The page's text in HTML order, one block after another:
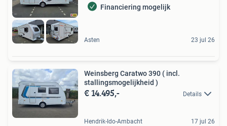
Financiering mogelijk
Asten 23 jul 26
Weinsberg Caratwo 390 ( incl.
stallingsmogelijkheid )
€ 14.495,- Details
Hendrik-Ido-Ambacht 17 jul 26